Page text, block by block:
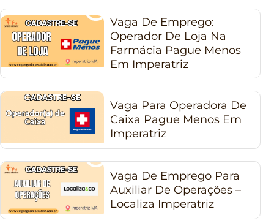
Vaga De Emprego:
Operador De Loja Na
Farmácia Pague Menos
Em Imperatriz
Vaga Para Operadora De
Caixa Pague Menos Em
Imperatriz
Vaga De Emprego Para
Auxiliar De Operações –
Localiza Imperatriz